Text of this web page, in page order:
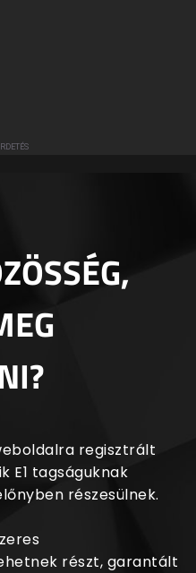
regisztrált
E1 tagságuknak
részesülnek.
részt, garantált